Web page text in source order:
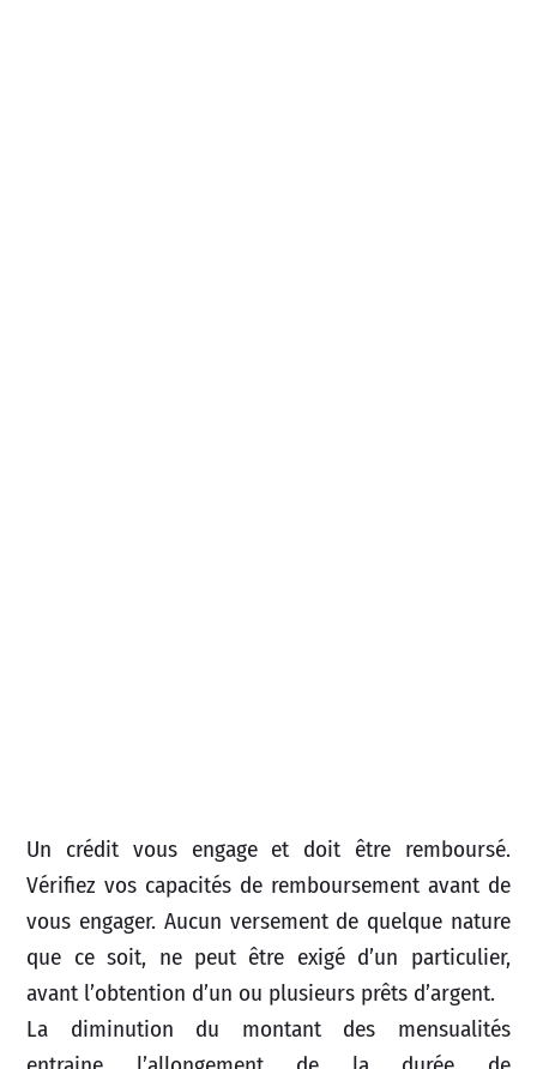
Un crédit vous engage et doit être remboursé.
Vérifiez vos capacités de remboursement avant de
vous engager. Aucun versement de quelque nature
que ce soit, ne peut être exigé d’un particulier,
avant l’obtention d’un ou plusieurs prêts d’argent.
La diminution du montant des mensualités